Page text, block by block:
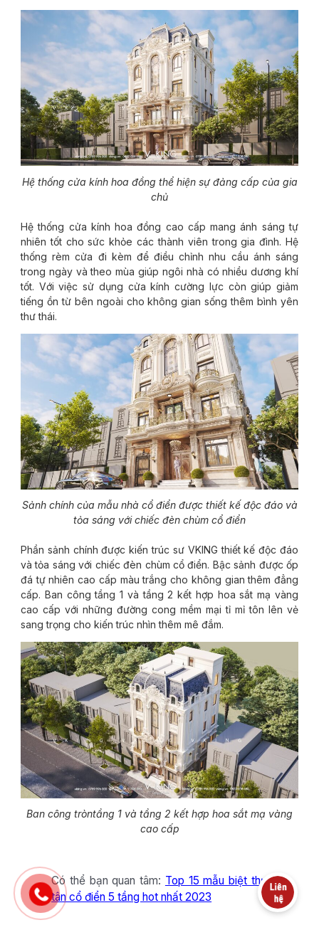
Hệ thống cửa kính hoa đồng thể hiện sự đảng cấp của gia
chủ
Hệ thống cửa kính hoa đồng cao cấp mang ánh sáng tự
nhiên tốt cho sức khỏe các thành viên trong gia đình. Hệ
thống rèm cửa đi kèm để điều chỉnh nhu cầu ánh sáng
trong ngày và theo mùa giúp ngôi nhà có nhiều dương khí
tốt. Với việc sử dụng cửa kính cường lực còn giúp giảm
tiếng ồn từ bên ngoài cho không gian sống thêm bình yên
thư thái.
Sảnh chính của mẫu nhà cổ điển được thiết kế độc đáo và
tỏa sáng với chiếc đèn chùm cổ điển
Phần sảnh chính được kiến trúc sư VKING thiết kế độc đáo
và tỏa sáng với chiếc đèn chùm cổ điển. Bậc sảnh được ốp
đá tự nhiên cao cấp màu trắng cho không gian thêm đẳng
cấp. Ban công tầng 1 và tầng 2 kết hợp hoa sắt mạ vàng
cao cấp với những đường cong mềm mại tỉ mỉ tôn lên vẻ
sang trọng cho kiến trúc nhìn thêm mê đắm.
Ban công tròntầng 1 và tầng 2 kết hợp hoa sắt mạ vàng
cao cấp
Có thể bạn quan tâm: Top 15 mẫu biệt thự
tân cổ điển 5 tầng hot nhất 2023